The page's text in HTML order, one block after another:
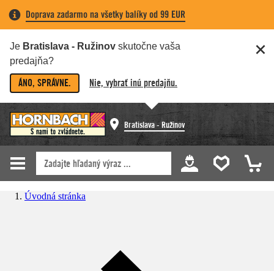
Doprava zadarmo na všetky balíky od 99 EUR
Je Bratislava - Ružinov skutočne vaša
predajňa?
ÁNO, SPRÁVNE. Nie, vybrať inú predajňu.
Bratislava - Ružinov
Úvodná stránka